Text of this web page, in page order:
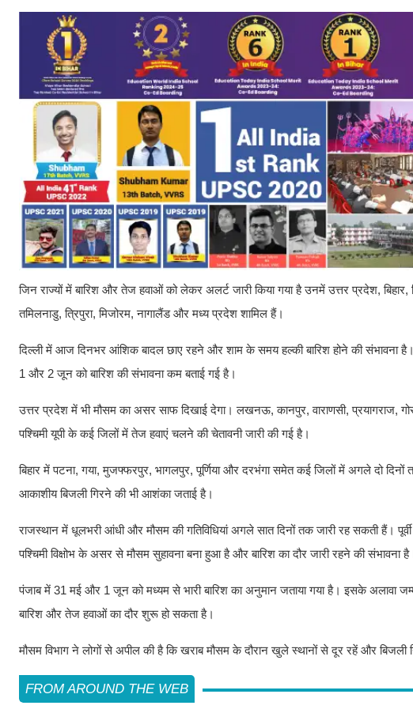
जिन राज्यों में बारिश और तेज हवाओं को लेकर अलर्ट जारी किया गया है उनमें उत्तर प्रदेश,
तमिलनाडु, त्रिपुरा, मिजोरम, नागालैंड और मध्य प्रदेश शामिल हैं।
दिल्ली में आज दिनभर आंशिक बादल छाए रहने और शाम के समय हल्की बारिश होने की संभावना
1 और 2 जून को बारिश की संभावना कम बताई गई है।
उत्तर प्रदेश में भी मौसम का असर साफ दिखाई देगा। लखनऊ, कानपुर, वाराणसी,
पश्चिमी यूपी के कई जिलों में तेज हवाएं चलने की चेतावनी जारी की गई है।
बिहार में पटना, गया, मुजफ्फरपुर, भागलपुर, पूर्णिया और दरभंगा समेत कई जिलों में अगले दो
आकाशीय बिजली गिरने की भी आशंका जताई है।
राजस्थान में धूलभरी आंधी और मौसम की गतिविधियां अगले सात दिनों तक जारी रह सकती हैं।
पश्चिमी विक्षोभ के असर से मौसम सुहावना बना हुआ है और बारिश का दौर जारी रहने की संभावना
पंजाब में 31 मई और 1 जून को मध्यम से भारी बारिश का अनुमान जताया गया है। इसके अलावा
बारिश और तेज हवाओं का दौर शुरू हो सकता है।
मौसम विभाग ने लोगों से अपील की है कि खराब मौसम के दौरान खुले स्थानों से दूर रहें और
FROM AROUND THE WEB